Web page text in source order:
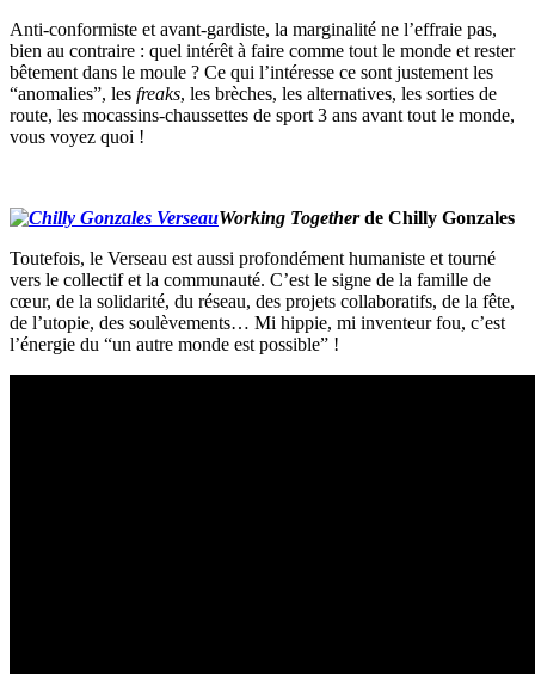
Anti-conformiste et avant-gardiste, la marginalité ne l’effraie pas,
bien au contraire : quel intérêt à faire comme tout le monde et rester
bêtement dans le moule ? Ce qui l’intéresse ce sont justement les
“anomalies”, les freaks, les brèches, les alternatives, les sorties de
route, les mocassins-chaussettes de sport 3 ans avant tout le monde,
vous voyez quoi !
Working Togetherde Chilly Gonzales
Toutefois, le Verseau est aussi profondément humaniste et tourné
vers le collectif et la communauté. C’est le signe de la famille de
cœur, de la solidarité, du réseau, des projets collaboratifs, de la fête,
de l’utopie, des soulèvements… Mi hippie, mi inventeur fou, c’est
l’énergie du “un autre monde est possible” !